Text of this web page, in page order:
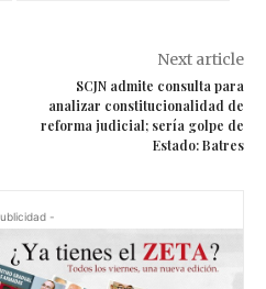
Next article
SCJN admite consulta para
analizar constitucionalidad de
reforma judicial; sería golpe de
Estado: Batres
-